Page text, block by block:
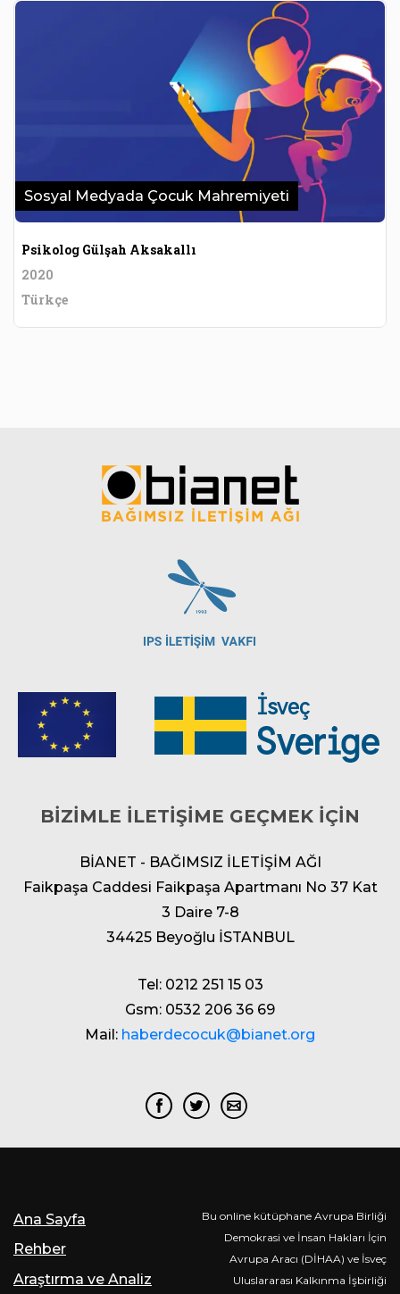
Sosyal Medyada Çocuk Mahremiyeti
Psikolog Gülşah Aksakallı
2020
Türkçe
BİZİMLE İLETİŞİME GEÇMEK İÇİN
BİANET - BAĞIMSIZ İLETİŞİM AĞI
Faikpaşa Caddesi Faikpaşa Apartmanı No 37 Kat
3 Daire 7-8
34425 Beyoğlu İSTANBUL
Tel: 0212 251 15 03
Gsm: 0532 206 36 69
Mail: haberdecocuk@bianet.org
Ana Sayfa
Rehber
Araştırma ve Analiz
Bu online kütüphane Avrupa Birliği
Demokrasi ve İnsan Hakları İçin
Avrupa Aracı (DİHAA) ve İsveç
Uluslararası Kalkınma İşbirliği